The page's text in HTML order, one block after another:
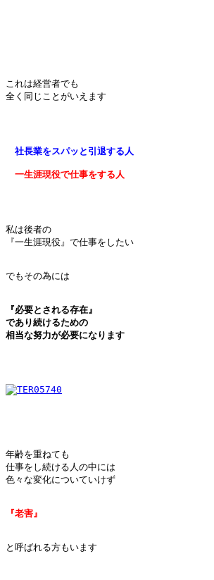
これは経営者でも
全く同じことがいえます
一生涯現役で仕事をする人
私は後者の
『一生涯現役』で仕事をしたい
でもその為には
『必要とされる存在』
であり続けるための
相当な努力が必要になります
年齢を重ねても
仕事をし続ける人の中には
色々な変化についていけず
『老害』
と呼ばれる方もいます